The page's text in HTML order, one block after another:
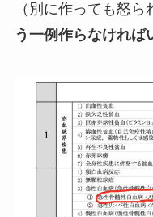
（別に作っても怒ら
う一例作らなければ